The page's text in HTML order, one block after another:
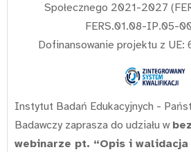
Społecznego 2021-2027
FERS.01.08-IP.05-
Dofinansowanie projektu z UE:
Instytut Badań Edukacyjnych -
Badawczy zaprasza do udziału w
webinarze pt. “Opis i